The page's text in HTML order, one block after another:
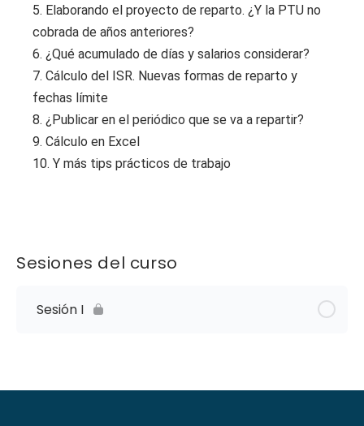
5. Elaborando el proyecto de reparto. ¿Y la PTU no
cobrada de años anteriores?
6. ¿Qué acumulado de días y salarios considerar?
7. Cálculo del ISR. Nuevas formas de reparto y
fechas límite
8. ¿Publicar en el periódico que se va a repartir?
9. Cálculo en Excel
10. Y más tips prácticos de trabajo
Sesiones del curso
Sesión I